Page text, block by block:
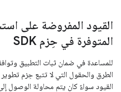
القيود المفروضة على
المتوفرة في حِزم SDK
للمساعدة في ضمان ثبات التطبيق
القيود سواءً كان يتم محاولة الوصول